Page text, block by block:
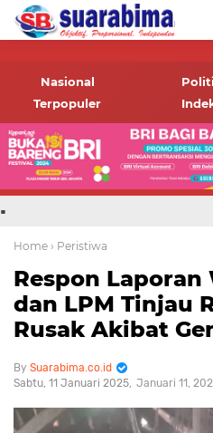
-->
informasi terbaru tentang
Bima dan daerah sekitar
Nasional
Terpopuler
.
Home › Peristiwa
Respon Laporan
dan LPM Tinjau
Rusak Akibat
Suarabima.co.id
Sabtu, 11 Januari 2025 Januari 11,